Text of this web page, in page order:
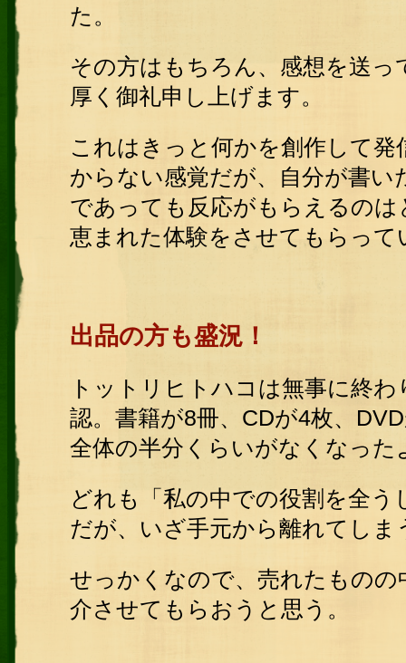
た。
その方はもちろん、感想を送
厚く御礼申し上げます。
これはきっと何かを創作して
からない感覚だが、自分が書
であっても反応がもらえるの
恵まれた体験をさせてもらって
出品の方も盛況！
トットリヒトハコは無事に終
認。書籍が8冊、CDが4枚、
全体の半分くらいがなくなった
どれも「私の中での役割を全
だが、いざ手元から離れてし
せっかくなので、売れたもの
介させてもらおうと思う。